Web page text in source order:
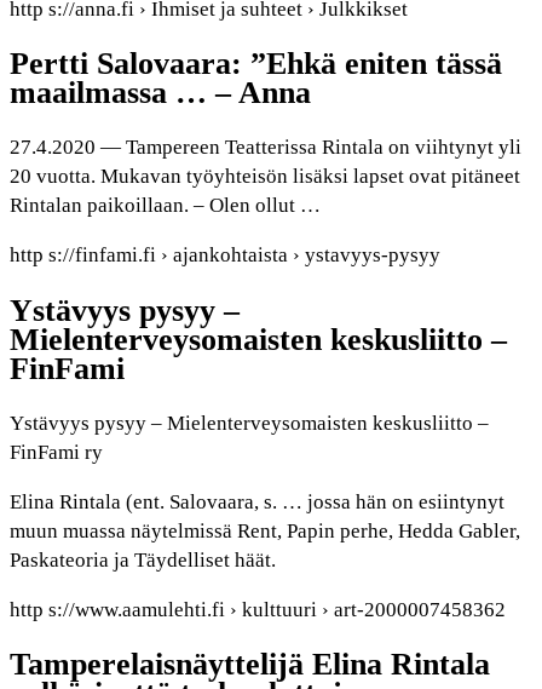
http s://anna.fi › Ihmiset ja suhteet › Julkkikset
Pertti Salovaara: ”Ehkä eniten tässä
maailmassa … – Anna
27.4.2020 — Tampereen Teatterissa Rintala on viihtynyt yli
20 vuotta. Mukavan työyhteisön lisäksi lapset ovat pitäneet
Rintalan paikoillaan. – Olen ollut …
http s://finfami.fi › ajankohtaista › ystavyys-pysyy
Ystävyys pysyy –
Mielenterveysomaisten keskusliitto –
FinFami
Ystävyys pysyy – Mielenterveysomaisten keskusliitto –
FinFami ry
Elina Rintala (ent. Salovaara, s. … jossa hän on esiintynyt
muun muassa näytelmissä Rent, Papin perhe, Hedda Gabler,
Paskateoria ja Täydelliset häät.
http s://www.aamulehti.fi › kulttuuri › art-2000007458362
Tamperelaisnäyttelijä Elina Rintala